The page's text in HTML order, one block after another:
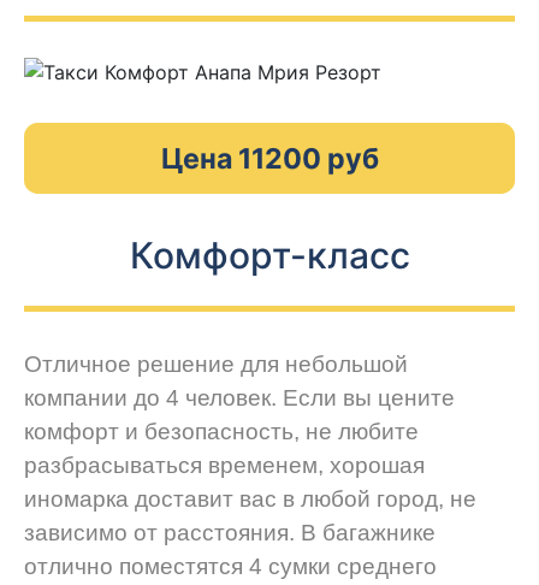
Цена 11200 руб
Комфорт-класс
Отличное решение для небольшой
компании до 4 человек. Если вы цените
комфорт и безопасность, не любите
разбрасываться временем, хорошая
иномарка доставит вас в любой город, не
зависимо от расстояния. В багажнике
отлично поместятся 4 сумки среднего